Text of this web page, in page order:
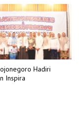
Hadiri
Inspira